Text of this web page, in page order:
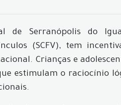
de Serranópolis do
(SCFV), tem
Crianças e
estimulam o raciocínio